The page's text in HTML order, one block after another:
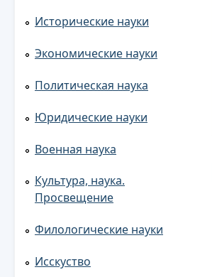
Исторические науки
Экономические науки
Политическая наука
Юридические науки
Военная наука
Культура, наука.
Просвещение
Филологические науки
Исскуство